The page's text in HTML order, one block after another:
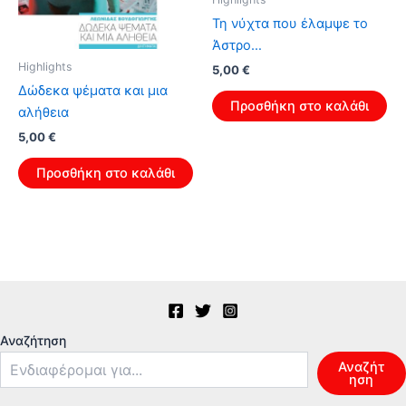
Highlights
Δώδεκα ψέματα και μια
αλήθεια
Original
was:
8,00 €.
5,00€
τιμή
είναι:
Προσθήκη στο καλάθι
Τη νύχτα που έλαμψε το
Άστρο…
Original
was:
8,00 €.
5,00€
τιμή
είναι:
Προσθήκη στο καλάθι
Αναζήτηση
Αναζήτ
ηση